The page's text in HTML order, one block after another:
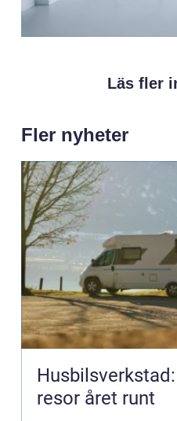
Läs fler
Fler nyheter
resor året runt